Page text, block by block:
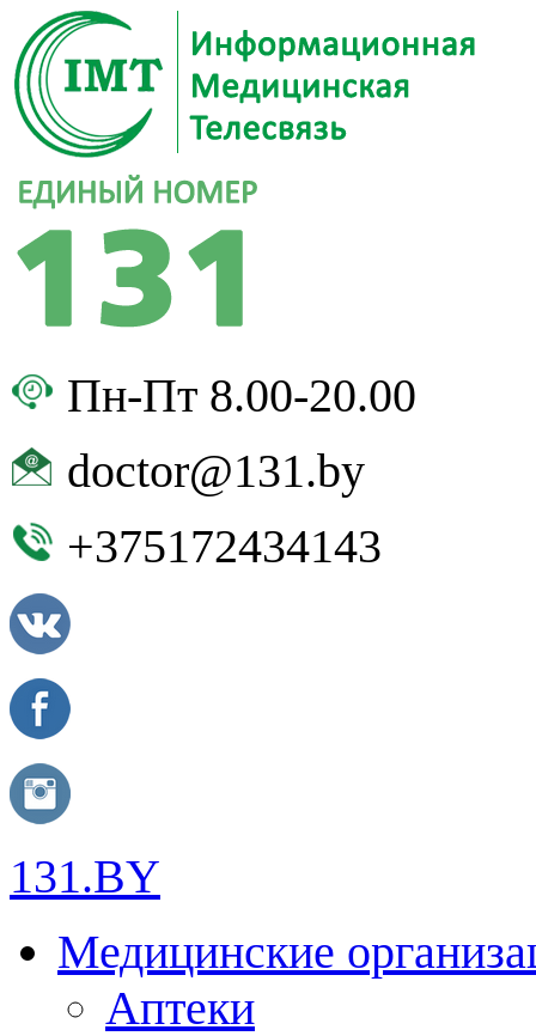
Пн-Пт 8.00-20.00
doctor@131.by
+375172434143
131.BY
Медицинские
Аптеки